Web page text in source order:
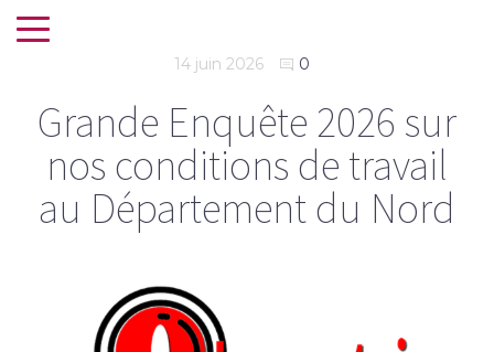
14 juin 2026 0
Grande Enquête 2026 sur
nos conditions de travail
au Département du Nord